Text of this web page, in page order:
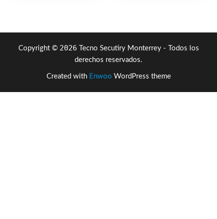
Copyright © 2026 Tecno Secutiry Monterrey - Todos los
derechos reservados.
Created with Enwoo WordPress theme